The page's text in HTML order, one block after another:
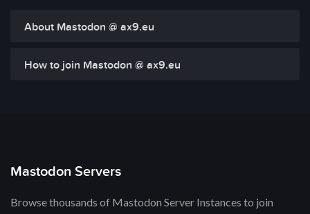
About Mastodon @ ax9.eu
How to join Mastodon @ ax9.eu
Mastodon Servers
Browse thousands of Mastodon Server Instances to join